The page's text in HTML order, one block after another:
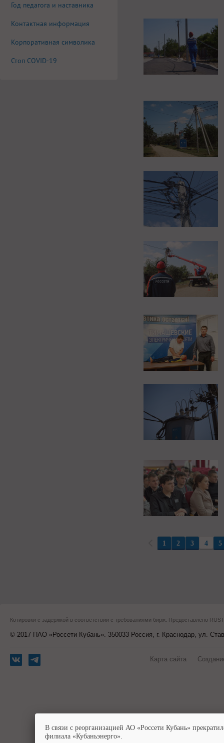
1 2 3 4 5
Год педагога и наставника
Контактная информация
Корпоративная символика
Стоп COVID-19
Котировки с задержкой в соответствии с требованиями бирж. Предоставлено
© 2017 ПАО «Россети Кубань». 350033 Россия, г. Краснодар, ул.
Карта сайта
В связи с реорганизацией АО «Россети Кубань»
филиала «Кубаньэнерго».